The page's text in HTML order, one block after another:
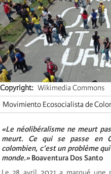
Copyright
Wikimedia Commons
Movimiento Ecosocialista de
«Le néolibéralisme ne meurt
meurt. Ce qui se passe en
colombien, c’est un problème
monde.»Boaventura Dos Santo